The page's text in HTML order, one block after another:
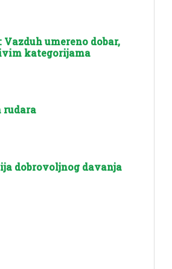
umereno dobar,
kategorijama
rudara
dobrovoljnog davanja